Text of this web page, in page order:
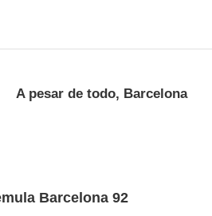
A pesar de todo, Barcelona
Barcelona 92